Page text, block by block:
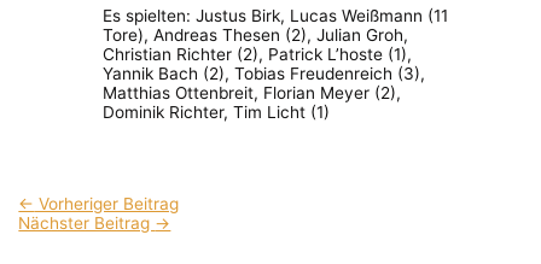
Es spielten: Justus Birk, Lucas Weißmann (11
Tore), Andreas Thesen (2), Julian Groh,
Christian Richter (2), Patrick L’hoste (1),
Yannik Bach (2), Tobias Freudenreich (3),
Matthias Ottenbreit, Florian Meyer (2),
Dominik Richter, Tim Licht (1)
← Vorheriger Beitrag
Nächster Beitrag →